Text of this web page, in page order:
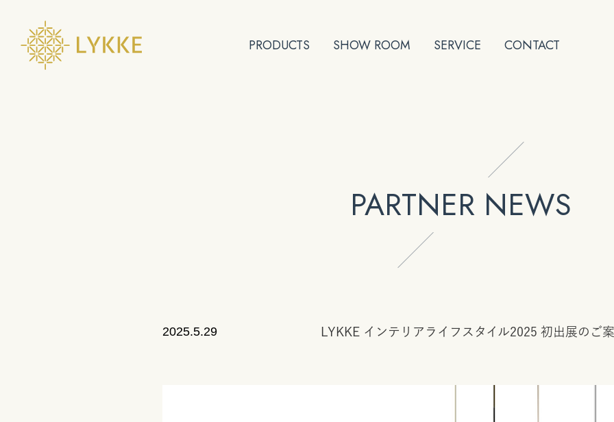
PRODUCTS SHOW ROOM SERVICE CONTACT
PARTNER NEWS
2025.5.29 LYKKE インテリアライフスタイル2025 初出展のご